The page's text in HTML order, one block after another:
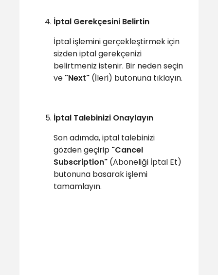
İptal Gerekçesini Belirtin
İptal işlemini gerçekleştirmek için
sizden iptal gerekçenizi
belirtmeniz istenir. Bir neden seçin
ve "Next" (İleri) butonuna tıklayın.
İptal Talebinizi Onaylayın
Son adımda, iptal talebinizi
gözden geçirip "Cancel
Subscription" (Aboneliği İptal Et)
butonuna basarak işlemi
tamamlayın.